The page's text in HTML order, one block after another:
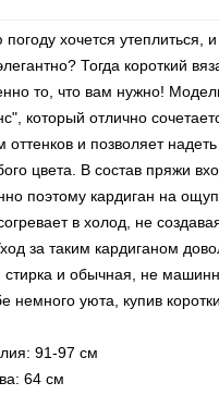
хочется утеплиться,
Тогда короткий
то, что вам нужно!
который отлично
оттенков и позволяет
цвета. В состав пряжи
поэтому кардиган на
в холод, не
за таким кардиганом
стирка и обычная, не
немного уюта, купив
91-97 см
64 см